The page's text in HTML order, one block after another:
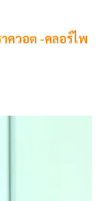
ควอต -คลอร์ไพ